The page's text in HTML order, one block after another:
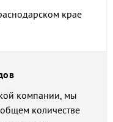
крае
компании, мы
количестве